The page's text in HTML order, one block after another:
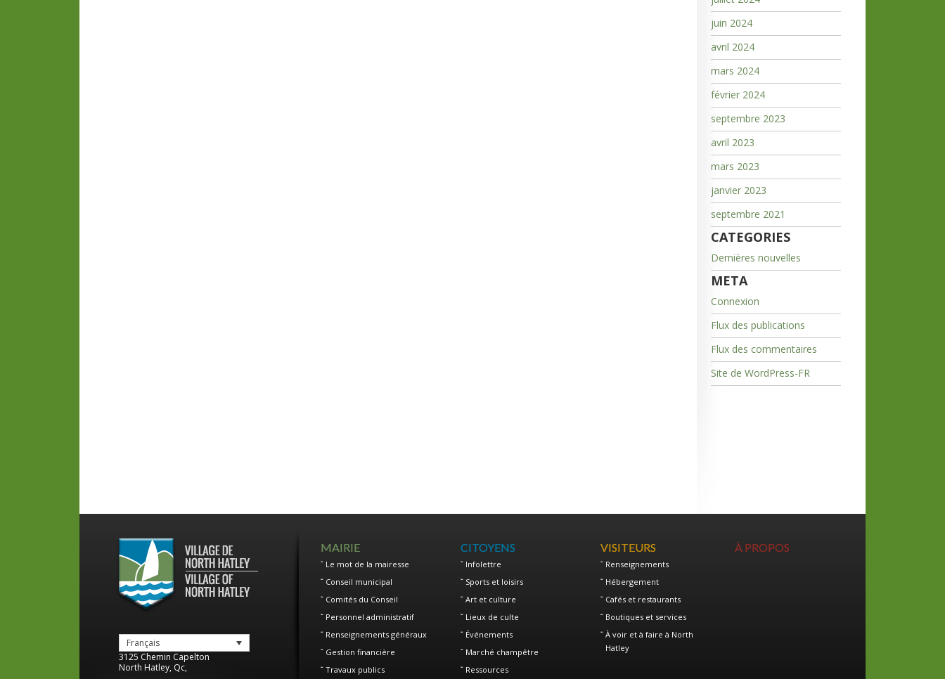
juin 2024
avril 2024
mars 2024
février 2024
septembre 2023
avril 2023
mars 2023
janvier 2023
septembre 2021
CATEGORIES
Dernières nouvelles
META
Connexion
Flux des publications
Flux des commentaires
Site de WordPress-FR
Français
3125 Chemin Capelton
North Hatley, Qc,
MAIRIE
Le mot de la mairesse
Conseil municipal
Comités du Conseil
Personnel administratif
Renseignements généraux
Gestion financière
Travaux publics
CITOYENS
Infolettre
Sports et loisirs
Art et culture
Lieux de culte
Événements
Marché champêtre
Ressources
VISITEURS
Renseignements
Hébergement
Cafés et restaurants
Boutiques et services
À voir et à faire à North
Hatley
À PROPOS